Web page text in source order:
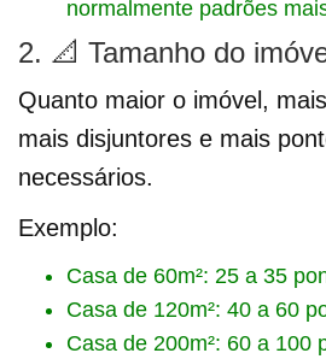
normalmente padrões
2. 📐 Tamanho do
Quanto maior o imóvel,
mais disjuntores e mais
necessários.
Exemplo:
Casa de 60m²: 25 a 35
Casa de 120m²: 40 a 60
Casa de 200m²: 60 a 100